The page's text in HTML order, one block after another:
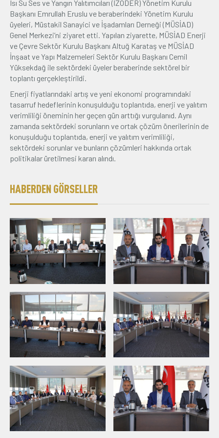
Üyelik
E-İşlemler
İletişim
Isı Su Ses ve Yangın Yalıtımcıları (İZODER) Yönetim Kurulu
Başkanı Emrullah Eruslu ve beraberindeki Yönetim Kurulu
üyeleri, Müstakil Sanayici ve İşadamları Derneği (MÜSİAD)
Genel Merkezi’ni ziyaret etti. Yapılan ziyarette, MÜSİAD Enerji
ve Çevre Sektör Kurulu Başkanı Altuğ Karataş ve MÜSİAD
İnşaat ve Yapı Malzemeleri Sektör Kurulu Başkanı Cemil
Yüksekdağ ile sektördeki üyeler beraberinde sektörel bir
toplantı gerçekleştirildi.
Enerji fiyatlarındaki artış ve yeni ekonomi programındaki
tasarruf hedeflerinin konuşulduğu toplantıda, enerji ve yalıtım
verimliliği öneminin her geçen gün arttığı vurgulanıd. Aynı
zamanda sektördeki sorunların ve ortak çözüm önerilerinin de
konuşulduğu toplantıda, enerji ve yalıtım verimliliği,
sektördeki sorunlar ve bunların çözümleri hakkında ortak
politikalar üretilmesi kararı alındı.
HABERDEN GÖRSELLER